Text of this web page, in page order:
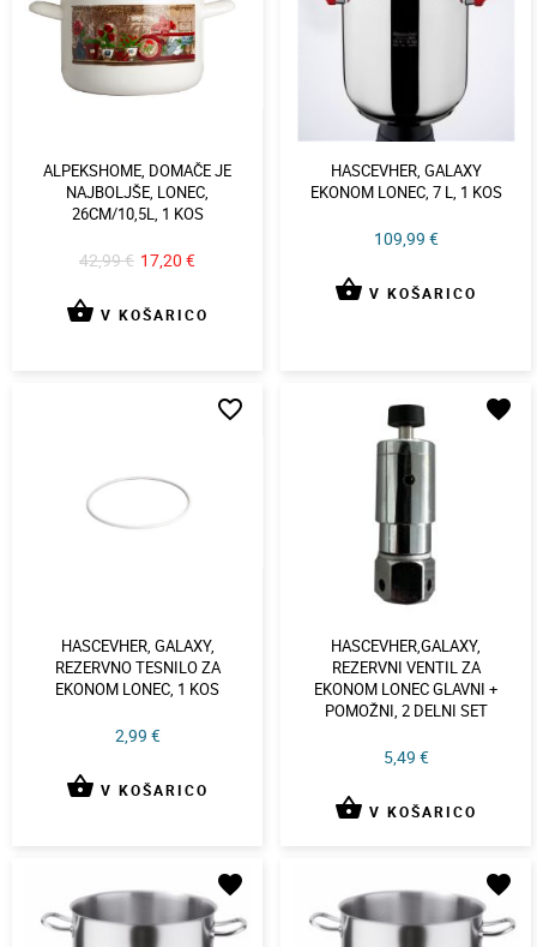
ALPEKSHOME, DOMAČE JE
NAJBOLJŠE, LONEC,
26CM/10,5L, 1 KOS
42,99 € 17,20 €
shopping_basket V KOŠARICO
HASCEVHER, GALAXY
EKONOM LONEC, 7 L, 1 KOS
109,99 €
shopping_basket V KOŠARICO
favorite_border
HASCEVHER, GALAXY,
REZERVNO TESNILO ZA
EKONOM LONEC, 1 KOS
2,99 €
shopping_basket V KOŠARICO
favorite
HASCEVHER,GALAXY,
REZERVNI VENTIL ZA
EKONOM LONEC GLAVNI +
POMOŽNI, 2 DELNI SET
5,49 €
shopping_basket V KOŠARICO
favorite favorite